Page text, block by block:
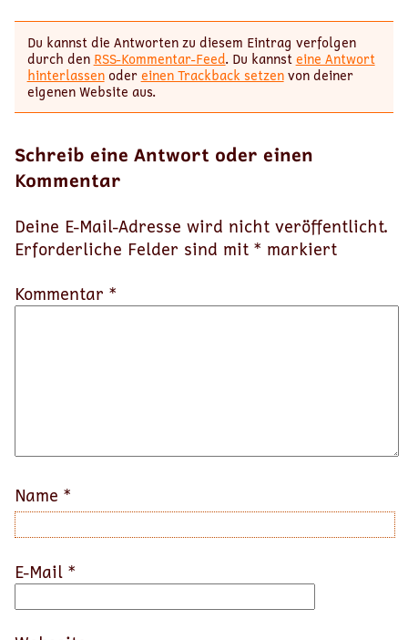
Du kannst die Antworten zu diesem Eintrag verfolgen
durch den RSS-Kommentar-Feed. Du kannsteine Antwort
hinterlassenodereinen Trackback setzenvon deiner
eigenen Website aus.
Schreib eine Antwort oder einen
Kommentar
Deine E-Mail-Adresse wird nicht veröffentlicht.
Erforderliche Felder sind mit * markiert
Kommentar *
Name *
E-Mail *